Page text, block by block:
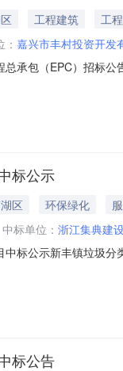
工程建筑
工程
嘉兴市丰村投资开发
承包（EPC）招标
包（EPC）招标信
标公示
区 环保绿化
中标单位： 浙江集典建
中标公示新丰镇垃圾
建设单位嘉兴市丰
程
标公告